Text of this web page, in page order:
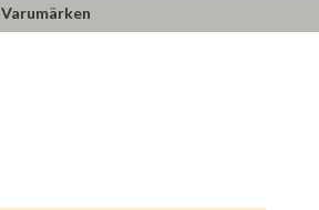
Varumärken